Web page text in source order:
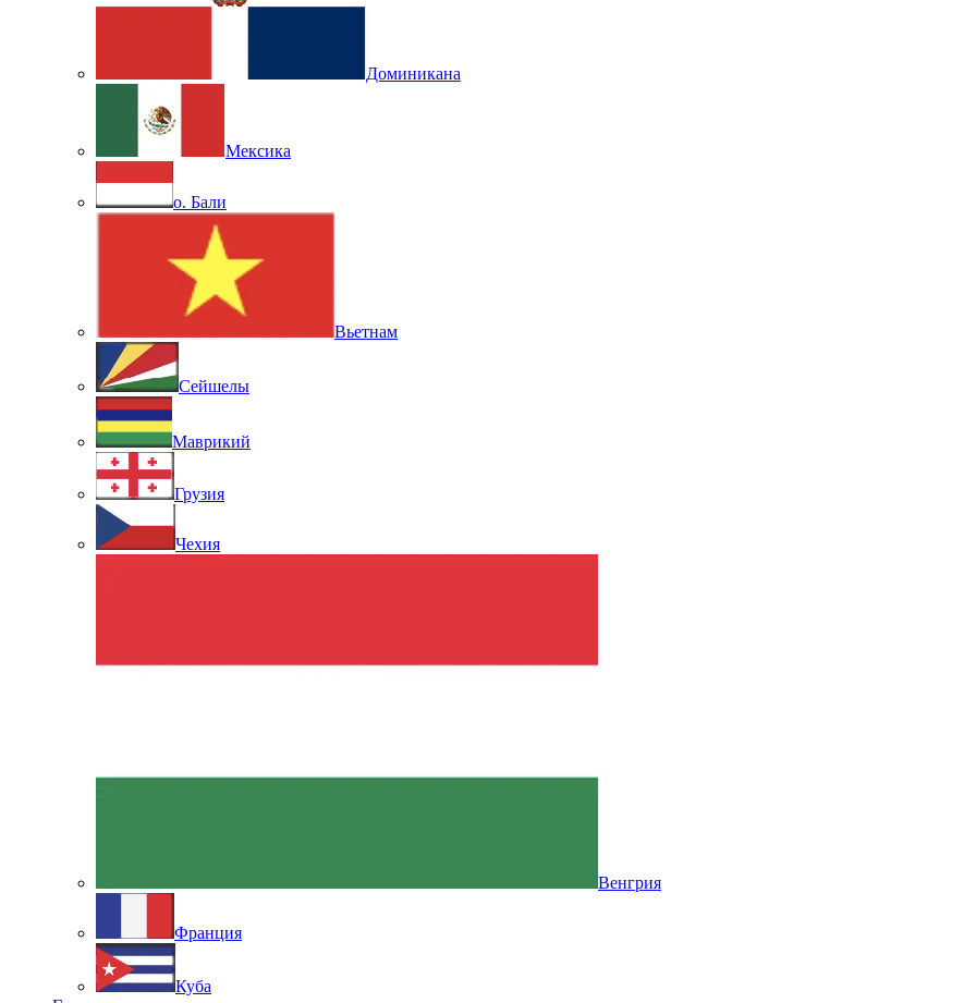
Доминикана
Мексика
о. Бали
Вьетнам
Сейшелы
Маврикий
Грузия
Чехия
Венгрия
Франция
Куба